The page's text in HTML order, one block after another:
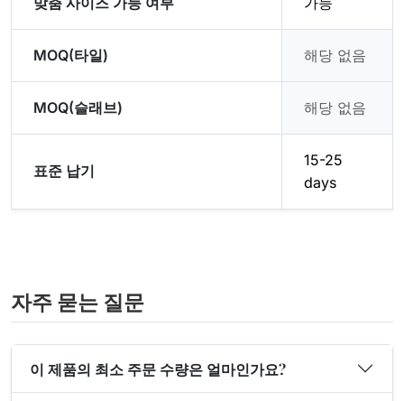
MOQ(타일) 해당 없음
MOQ(슬래브) 해당 없음
표준 납기
15-25
days
자주 묻는 질문
이 제품의 최소 주문 수량은 얼마인가요?